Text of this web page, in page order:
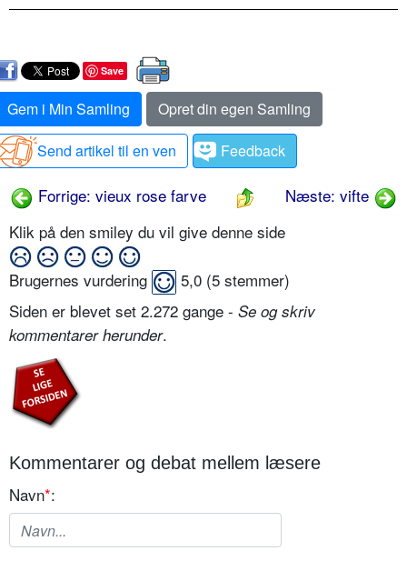
Save
Gem i Min Samling
Opret din egen Samling
Send artikel til en ven
Feedback
Forrige: vieux rose farve
Næste: vifte
Klik på den smiley du vil give denne side
Brugernes vurdering 5,0 (5 stemmer)
Siden er blevet set 2.272 gange - Se og skriv
kommentarer herunder.
Kommentarer og debat mellem læsere
Navn*: